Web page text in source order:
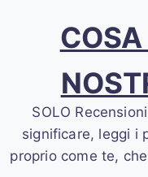
SOLO
significare, leggi i
proprio come te,